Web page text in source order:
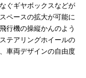
ぐギヤボックスなどが
ペースの拡大が可能に
行機の操縦かんのよう
テアリングホイールの
車両デザインの自由度